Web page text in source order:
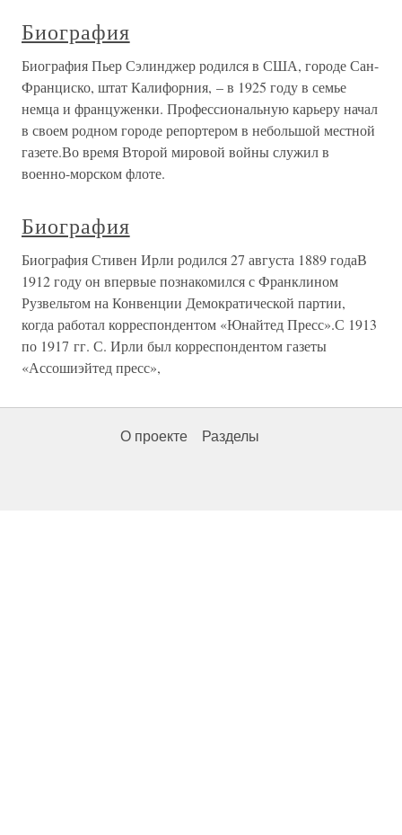
Биография
Биография Пьер Сэлинджер родился в США, городе Сан-
Франциско, штат Калифорния, – в 1925 году в семье
немца и француженки. Профессиональную карьеру начал
в своем родном городе репортером в небольшой местной
газете.Во время Второй мировой войны служил в
военно-морском флоте.
Биография
Биография Стивен Ирли родился 27 августа 1889 годаВ
1912 году он впервые познакомился с Франклином
Рузвельтом на Конвенции Демократической партии,
когда работал корреспондентом «Юнайтед Пресс».С 1913
по 1917 гг. С. Ирли был корреспондентом газеты
«Ассошиэйтед пресс»,
О проекте Разделы